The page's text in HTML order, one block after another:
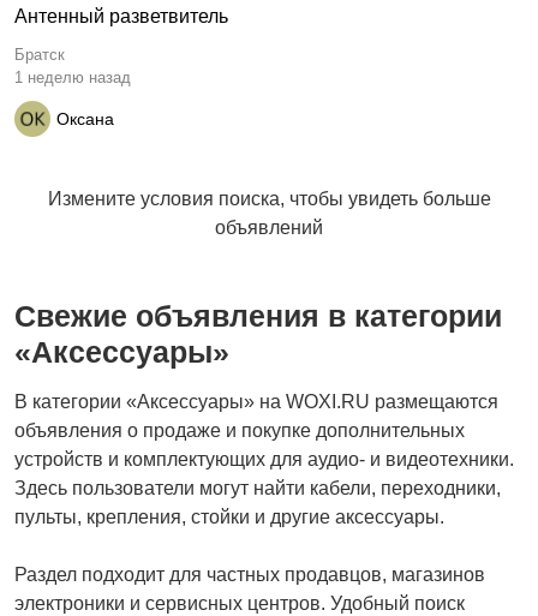
Антенный разветвитель
Братск
1 неделю назад
Оксана
Измените условия поиска, чтобы увидеть больше
объявлений
Свежие объявления в категории
«Аксессуары»
В категории «Аксессуары» на WOXI.RU размещаются
объявления о продаже и покупке дополнительных
устройств и комплектующих для аудио- и видеотехники.
Здесь пользователи могут найти кабели, переходники,
пульты, крепления, стойки и другие аксессуары.
Раздел подходит для частных продавцов, магазинов
электроники и сервисных центров. Удобный поиск